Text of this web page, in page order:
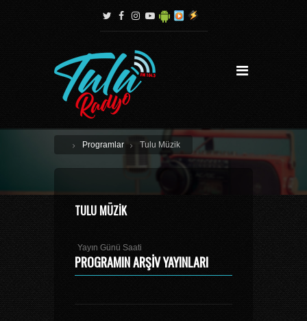
Programlar Tulu Müzik
TULU MÜZIK
Yayın Günü Saati
PROGRAMIN ARŞIV YAYINLARI